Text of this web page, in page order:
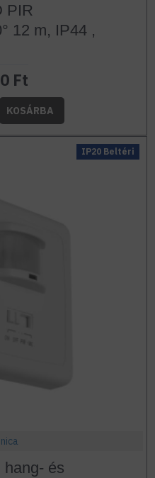
PIR
12 m, IP44 ,
Ft
KOSÁRBA
IP20 Beltéri
és